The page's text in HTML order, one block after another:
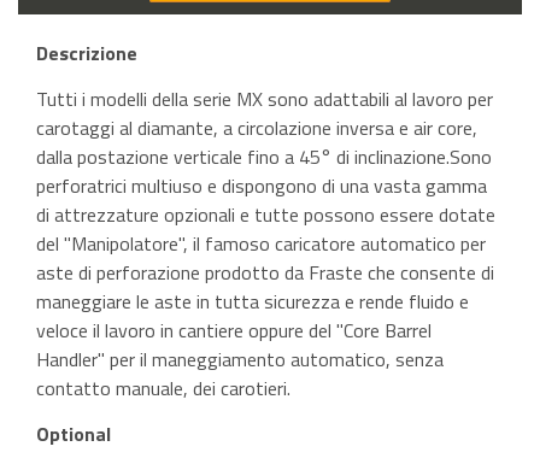
Descrizione
Tutti i modelli della serie MX sono adattabili al lavoro per
carotaggi al diamante, a circolazione inversa e air core,
dalla postazione verticale fino a 45° di inclinazione.Sono
perforatrici multiuso e dispongono di una vasta gamma
di attrezzature opzionali e tutte possono essere dotate
del "Manipolatore", il famoso caricatore automatico per
aste di perforazione prodotto da Fraste che consente di
maneggiare le aste in tutta sicurezza e rende fluido e
veloce il lavoro in cantiere oppure del "Core Barrel
Handler" per il maneggiamento automatico, senza
contatto manuale, dei carotieri.
Optional